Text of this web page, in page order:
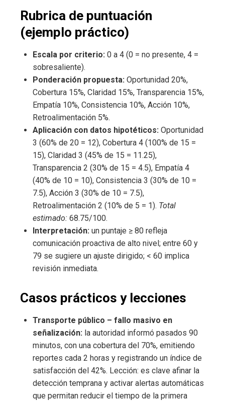
Rubrica de puntuación
(ejemplo práctico)
Escala por criterio: 0 a 4 (0 = no presente, 4 =
sobresaliente).
Ponderación propuesta: Oportunidad 20%,
Cobertura 15%, Claridad 15%, Transparencia 15%,
Empatía 10%, Consistencia 10%, Acción 10%,
Retroalimentación 5%.
Aplicación con datos hipotéticos: Oportunidad
3 (60% de 20 = 12), Cobertura 4 (100% de 15 =
15), Claridad 3 (45% de 15 = 11.25),
Transparencia 2 (30% de 15 = 4.5), Empatía 4
(40% de 10 = 10), Consistencia 3 (30% de 10 =
7.5), Acción 3 (30% de 10 = 7.5),
Retroalimentación 2 (10% de 5 = 1). Total
estimado: 68.75/100.
Interpretación: un puntaje ≥ 80 refleja
comunicación proactiva de alto nivel; entre 60 y
79 se sugiere un ajuste dirigido; < 60 implica
revisión inmediata.
Casos prácticos y lecciones
Transporte público – fallo masivo en
señalización: la autoridad informó pasados 90
minutos, con una cobertura del 70%, emitiendo
reportes cada 2 horas y registrando un índice de
satisfacción del 42%. Lección: es clave afinar la
detección temprana y activar alertas automáticas
que permitan reducir el tiempo de la primera